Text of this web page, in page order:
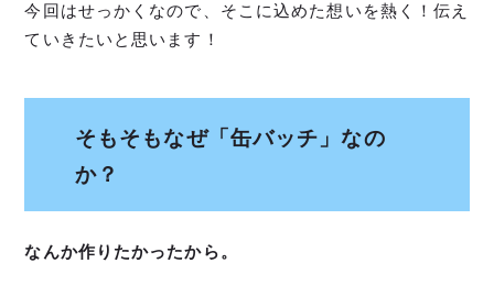
今回はせっかくなので、そこに込めた想いを熱く！伝え
ていきたいと思います！
そもそもなぜ「缶バッチ」なの
か？
なんか作りたかったから。